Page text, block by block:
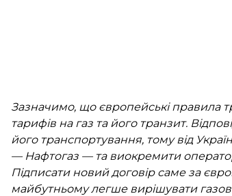
Зазначимо, що європейські правила
тарифів на газ та його транзит.
його транспортування, тому від
— Нафтогаз — та виокремити
Підписати новий договір саме за
майбутньому легше вирішувати